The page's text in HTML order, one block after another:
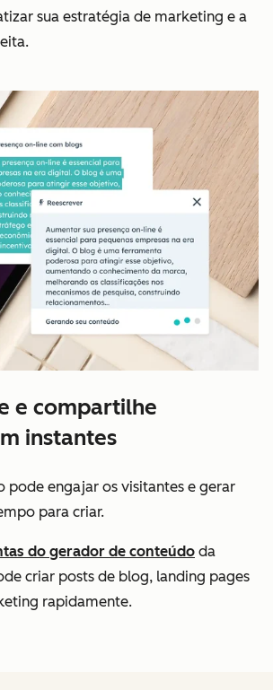
sua estratégia de marketing e a
e compartilhe
instantes
pode engajar os visitantes e gerar
para criar.
do gerador de conteúdo da
criar posts de blog, landing pages
rapidamente.